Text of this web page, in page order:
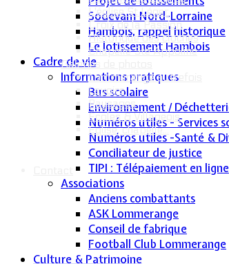
L'église St Léger
Croix de la Passion
Historique des cloches
Chapelle Ste Appoline
Galeries de photos
Lommerange autrefois
Lavoirs
Paysages
Écoles & Villageois
Église, chapelle...
Sodevam Nord-Lorraine
Hambois, rappel historique
Le lotissement Hambois
Cadre de vie
Informations pratiques
Bus scolaire
Environnement /
Numéros utiles - Services
Numéros utiles -Santé &
Conciliateur de justice
TIPI : Télépaiement en ligne
Associations
Anciens combattants
ASK Lommerange
Conseil de fabrique
Football Club Lommerange
Culture & Patrimoine